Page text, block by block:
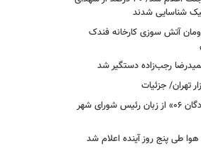
شناسایی شدند
آتش سوزی کارخانه فندک
رجب‌زاده دستگیر شد
تهران/ جزئیات
آخرین وضعیت «پادگان ۰۶» از زبان رئیس شورای شهر
طی پنج روز آینده اعلام شد